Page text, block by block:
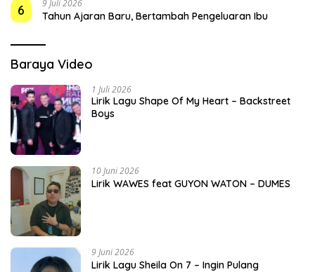
6 9 Juli 2026
Tahun Ajaran Baru, Bertambah Pengeluaran Ibu
Baraya Video
1 Juli 2026
Lirik Lagu Shape Of My Heart – Backstreet
Boys
10 Juni 2026
Lirik WAWES feat GUYON WATON – DUMES
9 Juni 2026
Lirik Lagu Sheila On 7 – Ingin Pulang